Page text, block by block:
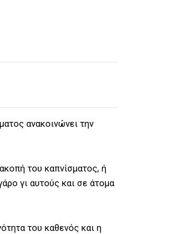
ανακοινώνει την
του καπνίσματος, ή
γι αυτούς και σε άτομα
του καθενός και η